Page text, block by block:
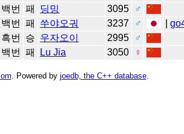
백번 패 딩밍 3095
♂
백번 패 쑤야오궈 3237 ♂ |
흑번 승 우자오이 2995
♂
백번 패 Lu Jia 3050 ♀
. Powered by joedb, the C++ database.